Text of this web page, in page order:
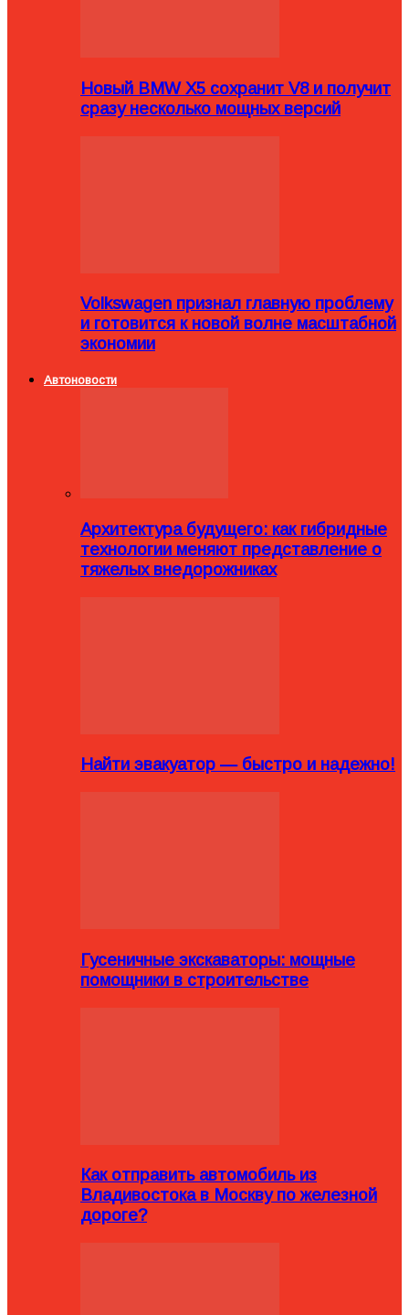
Новый BMW X5 сохранит V8 и получит
сразу несколько мощных версий
Volkswagen признал главную проблему
и готовится к новой волне масштабной
экономии
Автоновости
Архитектура будущего: как гибридные
технологии меняют представление о
тяжелых внедорожниках
Найти эвакуатор — быстро и надежно!
Гусеничные экскаваторы: мощные
помощники в строительстве
Как отправить автомобиль из
Владивостока в Москву по железной
дороге?